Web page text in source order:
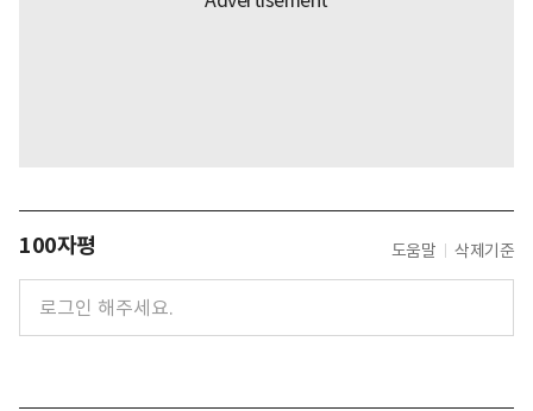
100자평 도움말 삭제기준